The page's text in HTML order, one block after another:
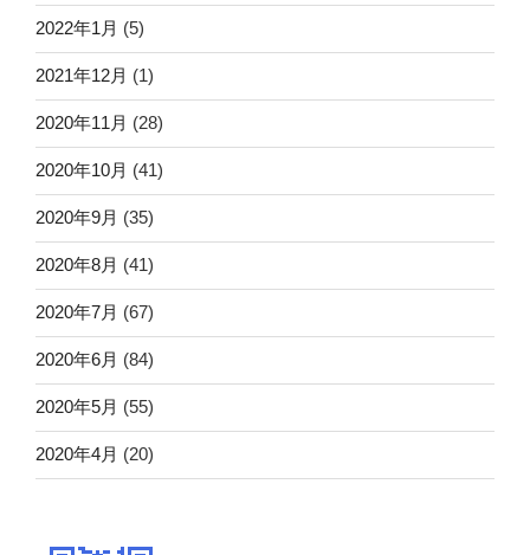
2022年1月 (5)
2021年12月 (1)
2020年11月 (28)
2020年10月 (41)
2020年9月 (35)
2020年8月 (41)
2020年7月 (67)
2020年6月 (84)
2020年5月 (55)
2020年4月 (20)